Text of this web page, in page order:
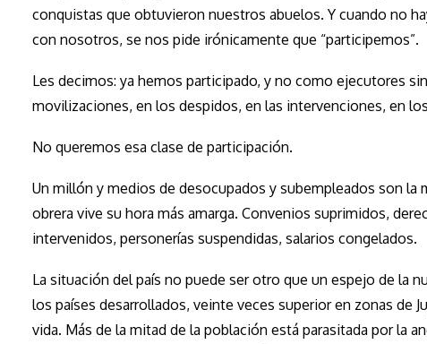
conquistas que obtuvieron nuestros abuelos. Y cuando no
con nosotros, se nos pide irónicamente que “participemos”.
Les decimos: ya hemos participado, y no como ejecutores
movilizaciones, en los despidos, en las intervenciones, en
No queremos esa clase de participación.
Un millón y medios de desocupados y subempleados son
obrera vive su hora más amarga. Convenios suprimidos,
intervenidos, personerías suspendidas, salarios congelados.
La situación del país no puede ser otro que un espejo de la
los países desarrollados, veinte veces superior en zonas de
vida. Más de la mitad de la población está parasitada por la